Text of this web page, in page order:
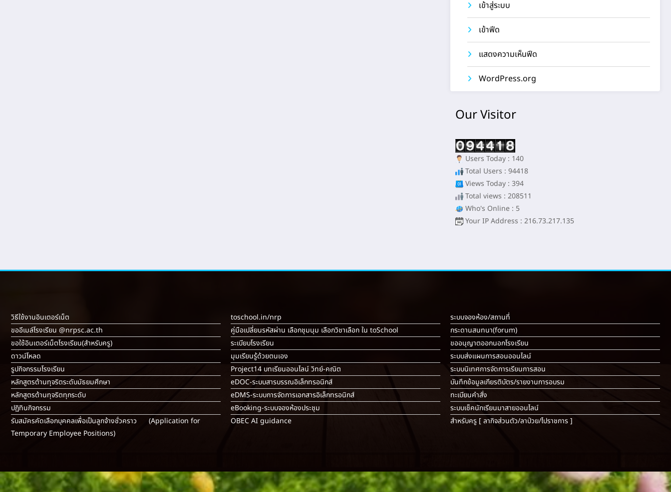
เข้าสู่ระบบ
เข้าฟีด
แสดงความเห็นฟีด
WordPress.org
Our Visitor
Users Today : 140
Total Users : 94418
Views Today : 394
Total views : 208511
Who's Online : 5
Your IP Address : 216.73.217.135
วิธีใช้งานอินเตอร์เน็ต
ขออีเมล์โรงเรียน @nrpsc.ac.th
ขอใช้อินเตอร์เน็ตโรงเรียน(สำหรับครู)
ดาวน์โหลด
รูปกิจกรรมโรงเรียน
หลักสูตรต้านทุจริตระดับมัธยมศึกษา
หลักสูตรต้านทุจริตทุกระดับ
ปฏิทินกิจกรรม
รับสมัครคัดเลือกบุคคลเพื่อเป็นลูกจ้างชั่วคราว (Application for
Temporary Employee Positions)
toschool.in/nrp
คู่มือเปลี่ยนรหัสผ่าน เลือกชุมนุม เลือกวิชาเลือก ใน toSchool
ระเบียบโรงเรียน
มุมเรียนรู้ด้วยตนเอง
Project14 บทเรียนออนไลน์ วิทย์-คณิต
eDOC-ระบบสารบรรณอิเล็กทรอนิกส์
eDMS-ระบบการจัดการเอกสารอิเล็กทรอนิกส์
eBooking-ระบบจองห้องประชุม
OBEC AI guidance
ระบบจองห้อง/สถานที่
กระดานสนทนา(forum)
ขออนุญาตออกนอกโรงเรียน
ระบบส่งแผนการสอนออนไลน์
ระบบนิเทศการจัดการเรียนการสอน
บันทึกข้อมูลเกียรติบัตร/รายงานการอบรม
ทะเบียนคำสั่ง
ระบบเช็คนักเรียนมาสายออนไลน์
สำหรับครู [ลากิจส่วนตัว/ลาป่วย/ไปราชการ]